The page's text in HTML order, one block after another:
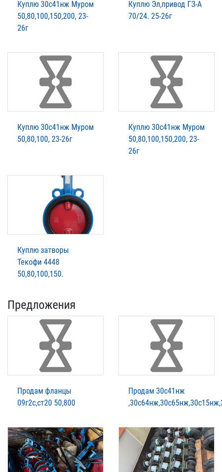
Куплю 30с41нж Муром
50,80,100,150,200, 23-
26г
Куплю Эл,привод ГЗ-А
70/24. 25-26г
Куплю 30с41нж Муром
50,80,100, 23-26г
Куплю 30с41нж Муром
50,80,100,150,200, 23-
26г
Куплю затворы
Текофи 4448
50,80,100,150.
Предложения
Продам фланцы
09г2с,ст20 50,800
Продам 30с41нж